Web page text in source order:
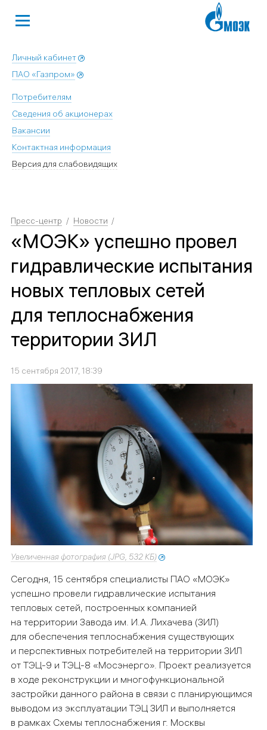
Личный кабинет
ПАО «Газпром»
Потребителям
Сведения об акционерах
Вакансии
Контактная информация
Версия для слабовидящих
Пресс-центр Новости
«МОЭК» успешно провел
гидравлические испытания
новых тепловых сетей
для теплоснабжения
территории ЗИЛ
15 сентября 2017, 18:39
Увеличенная фотография (JPG, 532 КБ)
Сегодня, 15 сентября специалисты ПАО «МОЭК»
успешно провели гидравлические испытания
тепловых сетей, построенных компанией
на территории Завода им. И.А. Лихачева (ЗИЛ)
для обеспечения теплоснабжения существующих
и перспективных потребителей на территории ЗИЛ
от ТЭЦ-9 и ТЭЦ-8 «Мосэнерго». Проект реализуется
в ходе реконструкции и многофункциональной
застройки данного района в связи с планирующимся
выводом из эксплуатации ТЭЦ ЗИЛ и выполняется
в рамках Схемы теплоснабжения г. Москвы